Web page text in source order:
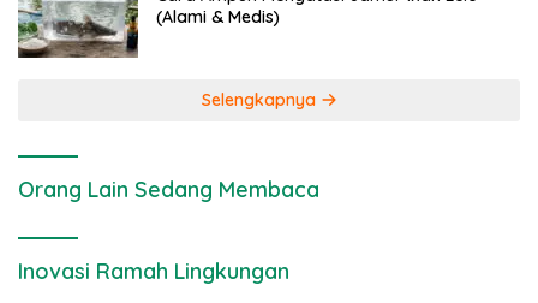
(Alami & Medis)
Selengkapnya
Orang Lain Sedang Membaca
Inovasi Ramah Lingkungan